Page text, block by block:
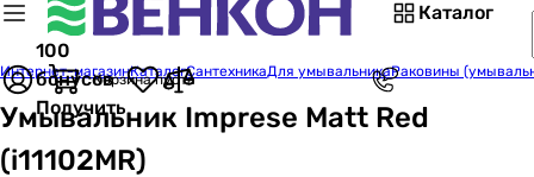
Каталог
100
бонусов
Получить
Корзина пуста
Интернет-магазинКаталогСантехникаДля умывальникаРаковины
Умывальник Imprese Matt Red
(i11102MR)